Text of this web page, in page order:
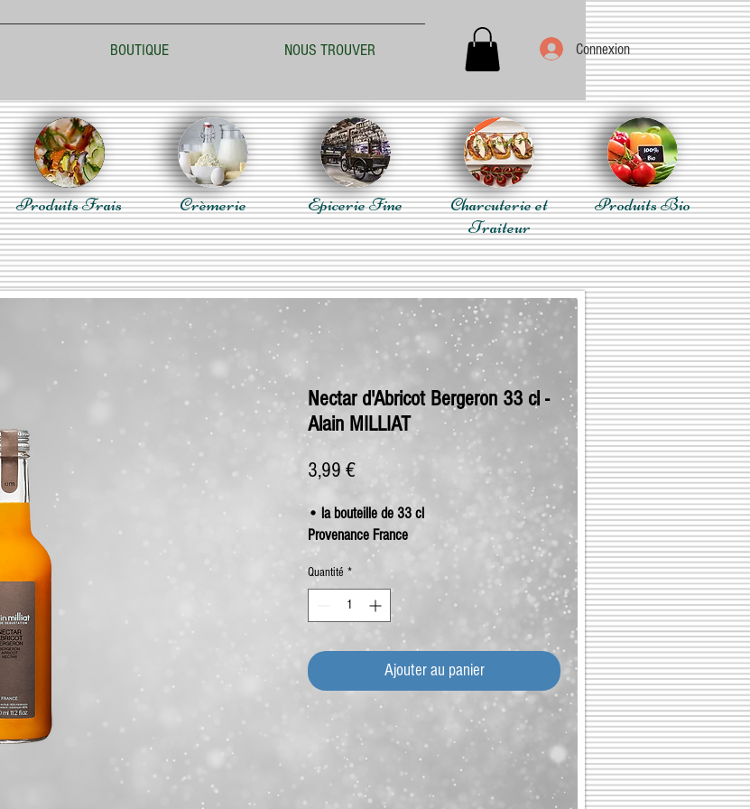
BOUTIQUE NOUS TROUVER Connexion
Produits Frais Crèmerie Epicerie Fine
Charcuterie et
Traiteur
Produits Bio
Nectar d'Abricot Bergeron 33 cl -
Alain MILLIAT
3,99 €Prix
• la bouteille de 33 cl
Provenance France
Quantité *
Ajouter au panier